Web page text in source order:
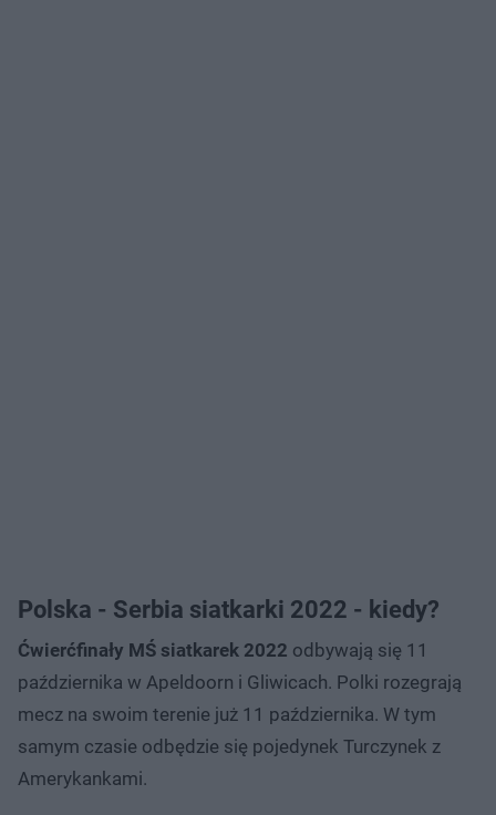
Polska - Serbia siatkarki 2022 - kiedy?
Ćwierćfinały MŚ siatkarek 2022 odbywają się 11
października w Apeldoorn i Gliwicach. Polki rozegrają
mecz na swoim terenie już 11 października. W tym
samym czasie odbędzie się pojedynek Turczynek z
Amerykankami.